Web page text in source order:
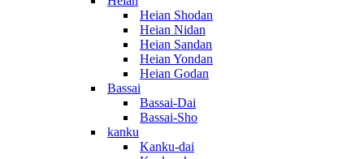
Heian Shodan
Heian Nidan
Heian Sandan
Heian Yondan
Heian Godan
Bassai
Bassai-Dai
Bassai-Sho
kanku
Kanku-dai